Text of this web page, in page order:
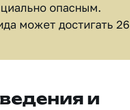
опасным.
может достигать
и